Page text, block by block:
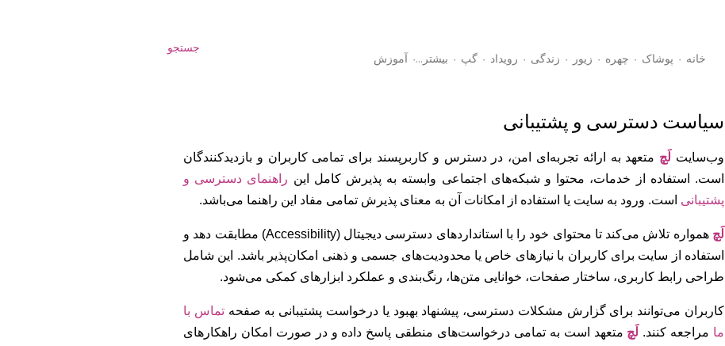
جستجو
خانه پوشاک چهره زیور زندگی رویداد گپ ‏بیشتر… آموزش
سیاست دسترسی و پشتیبانی
وب‌سایت لَچ متعهد به ارائه تجربه‌ای امن، در دسترس و کاربرپسند برای تمامی کاربران و بازدیدکنندگان
است. استفاده از خدمات، محتوا و شبکه‌های اجتماعی وابسته به پذیرش کامل این راهنمای دسترسی و
پشتیبانی است. ورود به سایت یا استفاده از امکانات آن به معنای پذیرش تمامی مفاد این راهنما می‌باشد.
لَچ
همواره تلاش می‌کند تا محتوای خود را با استانداردهای دسترسی دیجیتال (Accessibility) مطابقت دهد و
استفاده از سایت برای کاربران با نیازهای خاص یا محدودیت‌های جسمی و ذهنی امکان‌پذیر باشد. این شامل
طراحی رابط کاربری، ساختار صفحات، خوانایی متن‌ها، رنگ‌بندی و عملکرد ابزارهای کمکی می‌شود.
کاربران می‌توانند برای گزارش مشکلات دسترسی، پیشنهاد بهبود یا درخواست پشتیبانی به صفحهتماس با
ما مراجعه کنند. لَچ متعهد است به تمامی درخواست‌های منطقی پاسخ داده و در صورت امکان راهکارهای